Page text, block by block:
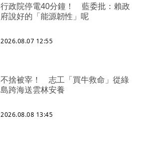
行政院停電40分鐘！ 藍委批：賴政
府說好的「能源韌性」呢
2026.08.07 12:55
不捨被宰！ 志工「買牛救命」從綠
島跨海送雲林安養
2026.08.08 13:45